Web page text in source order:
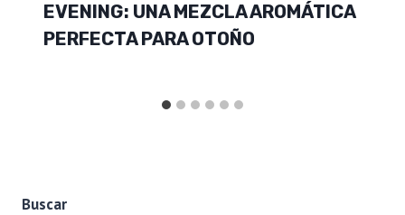
EVENING: UNA MEZCLA AROMÁTICA
PERFECTA PARA OTOÑO
Buscar